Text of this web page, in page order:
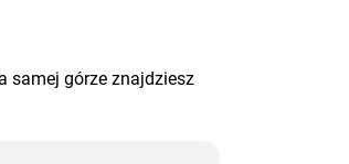
samej górze znajdziesz